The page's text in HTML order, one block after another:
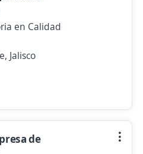
en Calidad
Jalisco
de